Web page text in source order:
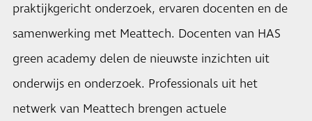
praktijkgericht onderzoek, ervaren docenten en de
samenwerking met Meattech. Docenten van HAS
green academy delen de nieuwste inzichten uit
onderwijs en onderzoek. Professionals uit het
netwerk van Meattech brengen actuele